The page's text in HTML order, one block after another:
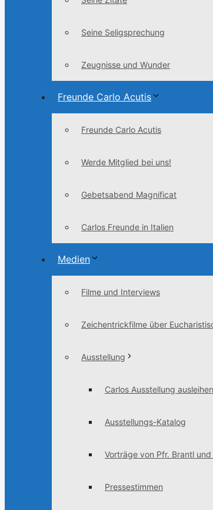
Seine Seligsprechung
Zeugnisse und Wunder
Freunde Carlo Acutis
Freunde Carlo Acutis
Werde Mitglied bei uns!
Gebetsabend Magnificat
Carlos Freunde in Italien
Medien
Filme und Interviews
Zeichentrickfilme über
Ausstellung
Carlos Ausstellung ausleihen
Ausstellungs-Katalog
Vorträge von Pfr. Brantl
Pressestimmen